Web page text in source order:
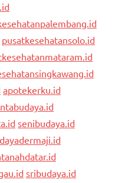
pusatkesehatansolo.id
apotekerku.id
senibudaya.id
sribudaya.id